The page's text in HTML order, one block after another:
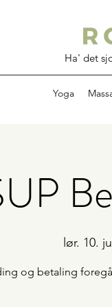
Ha' det
Yoga
lør. 10.
og betaling